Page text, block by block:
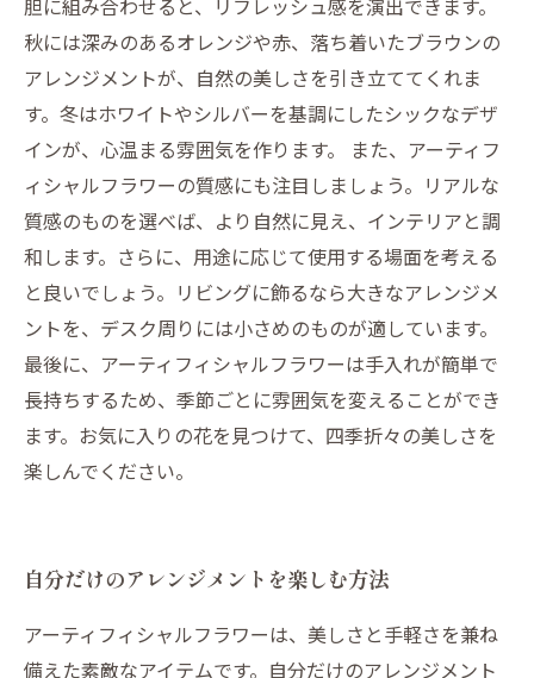
胆に組み合わせると、リフレッシュ感を演出できます。
秋には深みのあるオレンジや赤、落ち着いたブラウンの
アレンジメントが、自然の美しさを引き立ててくれま
す。冬はホワイトやシルバーを基調にしたシックなデザ
インが、心温まる雰囲気を作ります。 また、アーティフ
ィシャルフラワーの質感にも注目しましょう。リアルな
質感のものを選べば、より自然に見え、インテリアと調
和します。さらに、用途に応じて使用する場面を考える
と良いでしょう。リビングに飾るなら大きなアレンジメ
ントを、デスク周りには小さめのものが適しています。
最後に、アーティフィシャルフラワーは手入れが簡単で
長持ちするため、季節ごとに雰囲気を変えることができ
ます。お気に入りの花を見つけて、四季折々の美しさを
楽しんでください。
自分だけのアレンジメントを楽しむ方法
アーティフィシャルフラワーは、美しさと手軽さを兼ね
備えた素敵なアイテムです。自分だけのアレンジメント